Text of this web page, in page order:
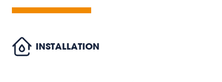
INSTALLATION